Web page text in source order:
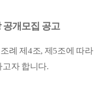
공개모집 공고
례 제4조, 제5조에 따라
자 합니다.